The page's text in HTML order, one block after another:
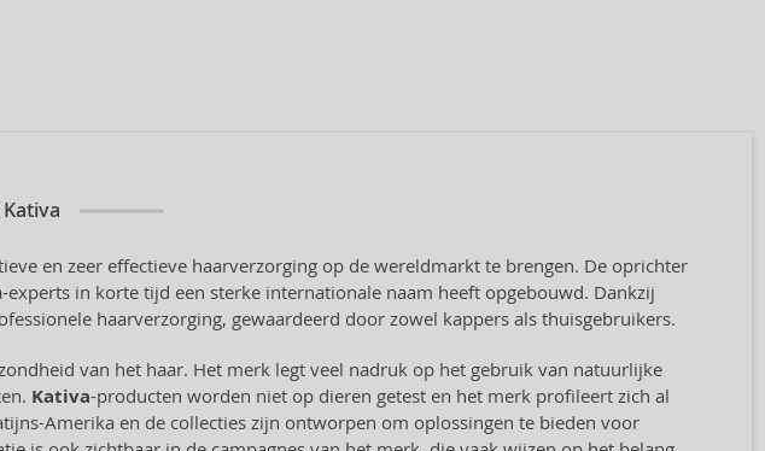
Kativa
en zeer effectieve haarverzorging op de wereldmarkt te brengen. De oprichter
in korte tijd een sterke internationale naam heeft opgebouwd. Dankzij
haarverzorging, gewaardeerd door zowel kappers als thuisgebruikers.
van het haar. Het merk legt veel nadruk op het gebruik van natuurlijke
Kativa-producten worden niet op dieren getest en het merk profileert zich al
Amerika en de collecties zijn ontworpen om oplossingen te bieden voor